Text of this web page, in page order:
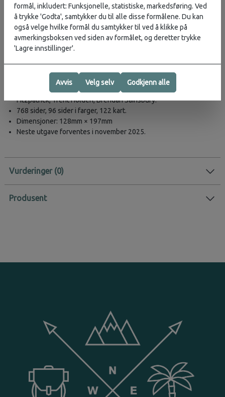
DEKKER: Malawi, Zambia, Sør-Afrika, Mosambik, Zimbabwe,
Botswana, Namibia, Lesotho, Swaziland og mer.
BOKDETALJER:
Utgivelsesdato: September 2017
Forfattere: Anthony Ham, James Bainbridge, Lucy Corne, Mary
Fitzpatrick, Trent Holden, Brendan Sainsbury.
768 sider, 96 sider i farger, 122 kart.
Dimensjoner: 128mm × 197mm
Neste utgave forventes i november 2025.
Vurderinger
Produsent
formål, inkludert: Funksjonelle, statistiske, markedsføring. Ved
å trykke 'Godta', samtykker du til alle disse formålene. Du kan
også velge hvilke formål du samtykker til ved å klikke på
avmerkingsboksen ved siden av formålet, og deretter trykke
'Lagre innstillinger'.
Avvis Velg selv Godkjenn alle